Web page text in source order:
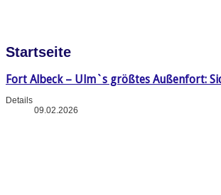
Startseite
Fort Albeck – Ulm`s größtes Außenfort:
Details
09.02.2026